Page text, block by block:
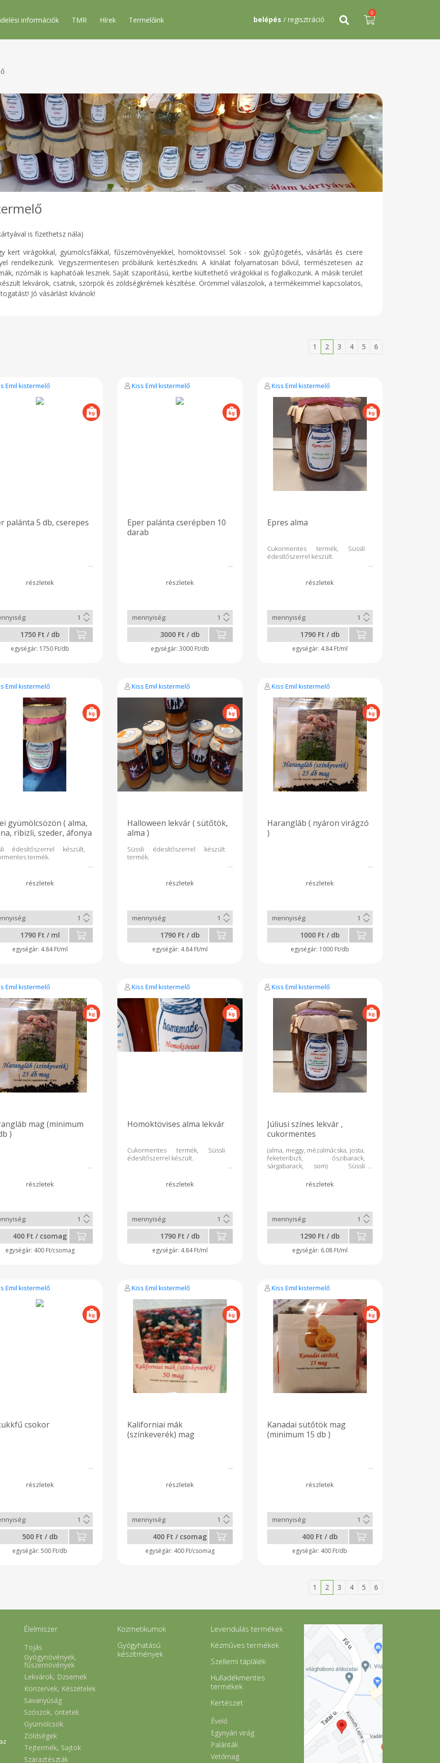
információk TMR Hírek Termelőink belépés / regisztráció
0
is fizethetsz nála)
kert virágokkal, gyümölcsfákkal, fűszernövényekkel, homoktövissel. Sok - sok gyűjtögetés, vásárlás és csere
rendelkezünk. Vegyszermentesen próbálunk kertészkedni. A kínálat folyamatosan bővül, természetesen az
rizómák is kaphatóak lesznek. Saját szaporítású, kertbe kiültethető virágokkal is foglalkozunk. A másik terület
lekvárok, csatnik, szörpök és zöldségkrémek készítése. Örömmel válaszolok, a termékeimmel kapcsolatos,
Jó vásárlást kívánok!
1 2 3 4 5 6
Emil kistermelő
palánta 5 db, cserepes
1750 Ft / db
1750 Ft/db
Kiss Emil kistermelő
Eper palánta cserépben 10
darab
3000 Ft / db
3000 Ft/db
Kiss Emil kistermelő
Epres alma
Cukormentes termék, Süssli
édesítőszerrel készült.
1790 Ft / db
4.84 Ft/ml
Emil kistermelő
gyümölcsözön ( alma,
ribizli, szeder, áfonya
édesítőszerrel készült,
termék.
1790 Ft / ml
4.84 Ft/ml
Kiss Emil kistermelő
Halloween lekvár ( sütőtök,
alma )
Süssli édesítőszerrel készült
termék.
1790 Ft / db
4.84 Ft/ml
Kiss Emil kistermelő
Harangláb ( nyáron virágzó
)
1000 Ft / db
1000 Ft/db
Emil kistermelő
mag (minimum
)
400 Ft / csomag
400 Ft/csomag
Kiss Emil kistermelő
Homoktövises alma lekvár
Cukormentes termék, Süssli
édesítőszerrel készült.
1790 Ft / db
4.84 Ft/ml
Kiss Emil kistermelő
Júliusi színes lekvár ,
cukormentes
(alma, meggy, mézalmácska, josta,
feketeribizli, őszibarack,
sárgabarack, som) Süssli
1290 Ft / db
6.08 Ft/ml
Emil kistermelő
csokor
500 Ft / db
500 Ft/db
Kiss Emil kistermelő
Kaliforniai mák
(színkeverék) mag
400 Ft / csomag
400 Ft/csomag
Kiss Emil kistermelő
Kanadai sütőtök mag
(minimum 15 db )
400 Ft / db
400 Ft/db
1 2 3 4 5 6
Élelmiszer
Tojás
Gyógynövények,
fűszernövények
Lekvárok, Dzsemek
Konzervek, Készételek
Savanyúság
Szószok, öntetek
Gyümölcsök
Zöldségek
Tejtermék, Sajtok
Száraztészták
Kozmetikumok
Gyógyhatású
készítmények
Levendulás termékek
Kézműves termékek
Szellemi táplálék
Hulladékmentes
termékek
Kertészet
Évelő
Egynyári virág
Palánták
Vetőmag